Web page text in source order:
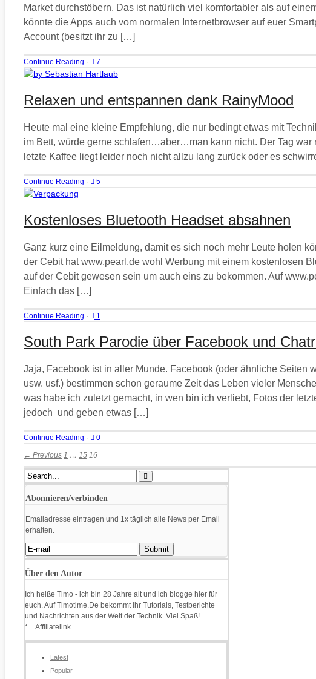
Market durchstöbern. Das ist natürlich viel komfortabler als auf
könnte die Apps auch vom normalen Internetbrowser auf euer
Account (besitzt ihr zu […]
Continue Reading · 7
Relaxen und entspannen dank RainyMood
Heute mal eine kleine Empfehlung, die nur bedingt etwas mit
im Bett, würde gerne schlafen…aber…man kann nicht. Der Tag war
letzte Kaffee liegt leider noch nicht allzu lang zurück oder es
Continue Reading · 5
Kostenloses Bluetooth Headset absahnen
Ganz kurz eine Eilmeldung, damit es sich noch mehr Leute holen
der Cebit hat www.pearl.de wohl Werbung mit einem kostenlosen
auf der Cebit gewesen sein um auch eins zu bekommen. Auf
Einfach das […]
Continue Reading · 1
South Park Parodie über Facebook und
Jaja, Facebook ist in aller Munde. Facebook (oder ähnliche Seiten
usw. usf.) bestimmen schon geraume Zeit das Leben vieler
was habe ich zuletzt gemacht, in wen bin ich verliebt, Fotos der
jedoch und geben etwas […]
Continue Reading · 0
← Previous 1 … 15 16
Abonnieren/verbinden
Emailadresse eintragen und 1x täglich alle News per Email
erhalten.
Über den Autor
Ich heiße Timo - ich bin 28 Jahre alt und ich blogge hier für
euch. Auf Timotime.De bekommt ihr Tutorials, Testberichte
und Nachrichten aus der Welt der Technik. Viel Spaß!
* = Affiliatelink
Latest
Popular